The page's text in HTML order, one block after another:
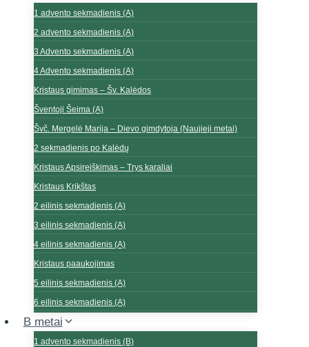
1 advento sekmadienis (A)
2 advento sekmadienis (A)
3 Advento sekmadienis (A)
4 Advento sekmadienis (A)
Kristaus gimimas – Šv. Kalėdos
Šventoji Šeima (A)
Švč. Mergelė Marija – Dievo gimdytoja (Naujieji metai)
2 sekmadienis po Kalėdų
Kristaus Apsireiškimas – Trys karaliai
Kristaus Krikštas
2 eilinis sekmadienis (A)
3 eilinis sekmadienis (A)
4 eilinis sekmadienis (A)
Kristaus paaukojimas
5 eilinis sekmadienis (A)
6 eilinis sekmadienis (A)
7 eilinis sekmadienis (A)
1 gavėnios sekmadienis (A)
B metai
1 advento sekmadienis (B)